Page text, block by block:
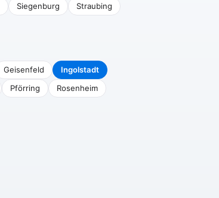
Siegenburg
Straubing
Geisenfeld
Ingolstadt
Pförring
Rosenheim